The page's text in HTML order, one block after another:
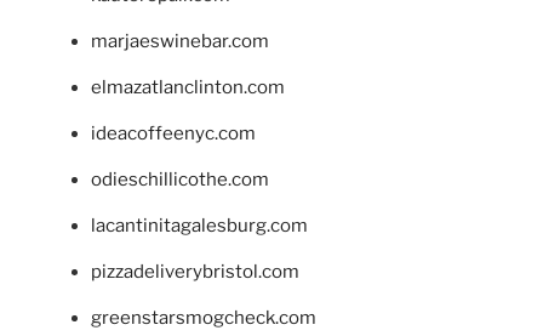
marjaeswinebar.com
elmazatlanclinton.com
ideacoffeenyc.com
odieschillicothe.com
lacantinitagalesburg.com
pizzadeliverybristol.com
greenstarsmogcheck.com